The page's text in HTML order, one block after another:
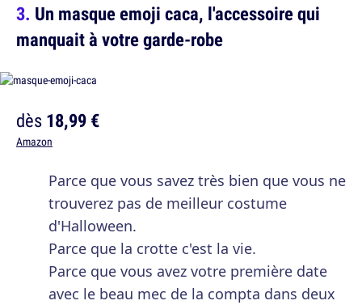
Un masque emoji caca, l'accessoire qui
manquait à votre garde-robe
dès18,99 €
Amazon
Parce que vous savez très bien que vous ne
trouverez pas de meilleur costume
d'Halloween.
Parce que la crotte c'est la vie.
Parce que vous avez votre première date
avec le beau mec de la compta dans deux